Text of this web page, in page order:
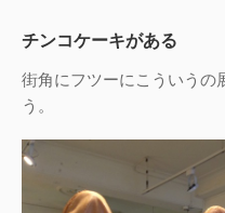
チンコケーキがある
街角にフツーにこういうの
う。